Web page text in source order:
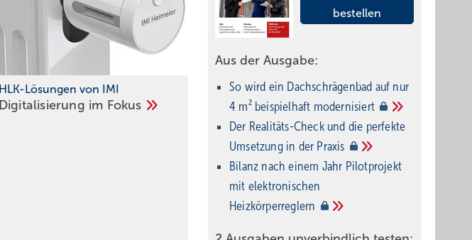
HLK-Lösungen von IMI
Digitalisierung im Fokus
bestellen
Aus der Ausgabe:
So wird ein Dach­schrägenbad auf nur
4 m² beispielhaft modernisiert
Der Realitäts-Check und die perfekte
Umsetzung in der Praxis
Bilanz nach einem Jahr Pilotprojekt
mit elektronischen
Heizkörperreglern